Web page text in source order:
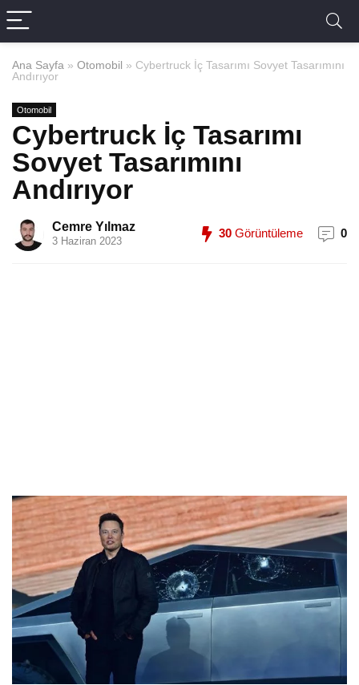
Ana Sayfa » Otomobil » Cybertruck İç Tasarımı Sovyet Tasarımını
Andırıyor
Otomobil
Cybertruck İç Tasarımı
Sovyet Tasarımını
Andırıyor
Cemre Yılmaz
3 Haziran 2023
30 Görüntüleme 0